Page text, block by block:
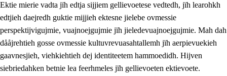
Ektie mierie vadta jïh edtja sijjiem gellievoetese vedtedh, jïh learohkh
edtjieh daejredh guktie mijjieh ektesne jielebe ovmessie
perspektijvigujmie, vuajnoejgujmie jïh jieledevuajnoejgujmie. Mah dah
dååjrehtieh gosse ovmessie kultuvrevuasahtallemh jïh aerpievuekieh
gaavnesjieh, viehkiehtieh dej identiteetem hammoedidh. Hijven
siebriedahken betnie lea feerhmeles jïh gellievoeten ektievoete.